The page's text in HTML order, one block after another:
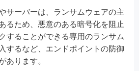
サーバーは、ランサムウェアの主
るため、悪意のある暗号化を阻止
することができる専用のランサム
するなど、エンドポイントの防御
あります。